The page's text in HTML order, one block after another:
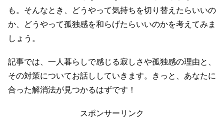
も。そんなとき、どうやって気持ちを切り替えたらいいの
か、どうやって孤独感を和らげたらいいのかを考えてみま
しょう。
記事では、一人暮らしで感じる寂しさや孤独感の理由と、
その対策についてお話ししていきます。きっと、あなたに
合った解消法が見つかるはずです！
スポンサーリンク